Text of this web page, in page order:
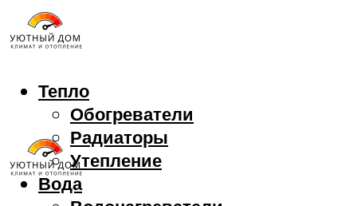
Тепло
Обогреватели
Радиаторы
Утепление
Вода